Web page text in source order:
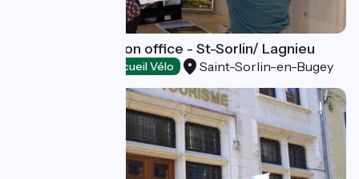
Tourist information office - St-Sorlin/ Lagnieu
Accueil Vélo Saint-Sorlin-en-Bugey